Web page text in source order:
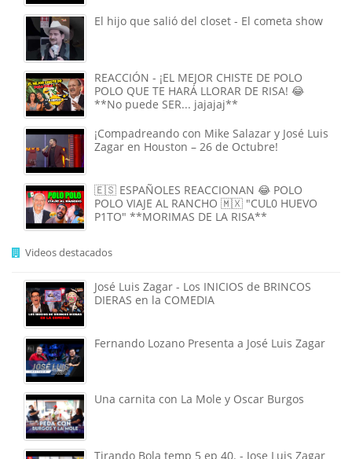
El hijo que salió del closet - El cometa show
REACCIÓN - ¡EL MEJOR CHISTE DE POLO
POLO QUE TE HARÁ LLORAR DE RISA! 😂
**No puede SER... jajajaj**
¡Compadreando con Mike Salazar y José Luis
Zagar en Houston – 26 de Octubre!
🇪🇸 ESPAÑOLES REACCIONAN 😂 POLO
POLO VIAJE AL RANCHO 🇲🇽 "CUL0 HUEVO
P1TO" **MORIMAS DE LA RISA**
Videos destacados
José Luis Zagar - Los INICIOS de BRINCOS
DIERAS en la COMEDIA
Fernando Lozano Presenta a José Luis Zagar
Una carnita con La Mole y Oscar Burgos
Tirando Bola temp 5 ep 40. - Jose Luis Zagar